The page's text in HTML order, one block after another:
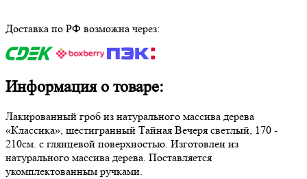
Доставка по РФ возможна через:
Информация о товаре:
Лакированный гроб из натурального массива дерева
«Классика», шестигранный Тайная Вечеря светлый, 170 -
210см. с глянцевой поверхностью. Изготовлен из
натурального массива дерева. Поставляется
укомплектованным ручками.